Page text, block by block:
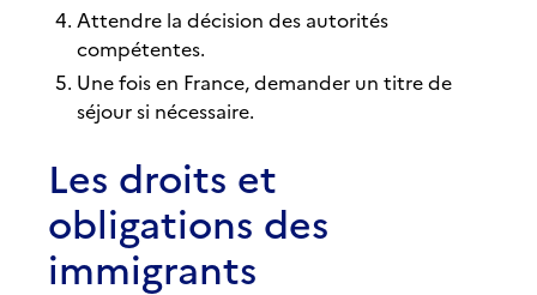
Attendre la décision des autorités
compétentes.
Une fois en France, demander un titre de
séjour si nécessaire.
Les droits et
obligations des
immigrants